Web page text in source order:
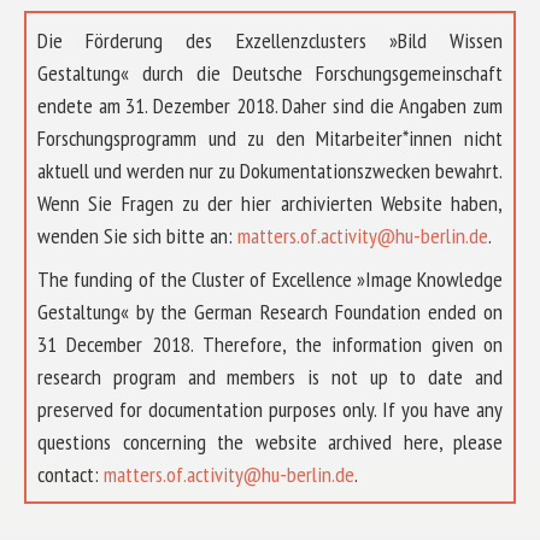
Die Förderung des Exzellenzclusters »Bild Wissen
Gestaltung« durch die Deutsche Forschungsgemeinschaft
endete am 31. Dezember 2018. Daher sind die Angaben zum
Forschungsprogramm und zu den Mitarbeiter*innen nicht
aktuell und werden nur zu Dokumentationszwecken bewahrt.
Wenn Sie Fragen zu der hier archivierten Website haben,
wenden Sie sich bitte an: matters.of.activity@hu-berlin.de.
The funding of the Cluster of Excellence »Image Knowledge
Gestaltung« by the German Research Foundation ended on
31 December 2018. Therefore, the information given on
research program and members is not up to date and
preserved for documentation purposes only. If you have any
questions concerning the website archived here, please
contact: matters.of.activity@hu-berlin.de.
ÜBER UNS